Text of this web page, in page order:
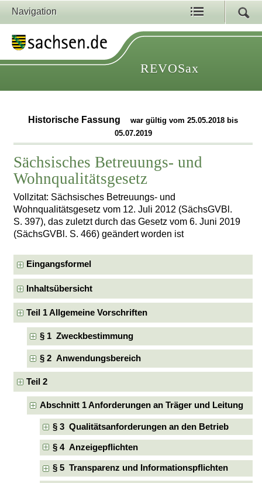
Navigation
REVOSax
Historische Fassung
war gültig vom 25.05.2018 bis
05.07.2019
Sächsisches Betreuungs- und
Wohnqualitätsgesetz
Vollzitat: Sächsisches Betreuungs- und
Wohnqualitätsgesetz vom 12. Juli 2012 (SächsGVBl.
S. 397), das zuletzt durch das Gesetz vom 6. Juni 2019
(SächsGVBl. S. 466) geändert worden ist
Eingangsformel
Inhaltsübersicht
Teil 1 Allgemeine Vorschriften
§ 1 Zweckbestimmung
§ 2 Anwendungsbereich
Teil 2
Abschnitt 1 Anforderungen an Träger und Leitung
§ 3 Qualitätsanforderungen an den Betrieb
§ 4 Anzeigepflichten
§ 5 Transparenz und Informationspflichten